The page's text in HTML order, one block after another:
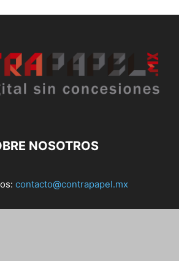
NOSOTROS
contacto@contrapapel.mx